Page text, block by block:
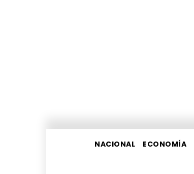
NACIONAL ECONOMÍA